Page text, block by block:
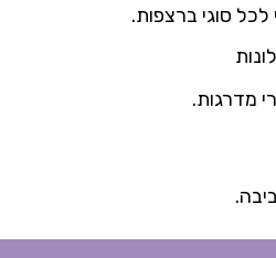
לכל סוגי ברצפות.
מדרגות.